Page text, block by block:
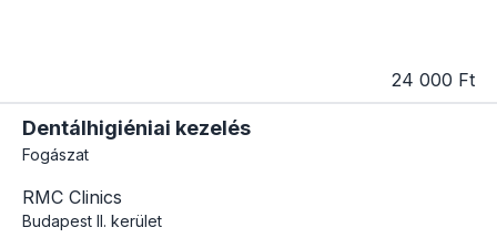
24 000 Ft
Dentálhigiéniai kezelés
Fogászat
RMC Clinics
Budapest II. kerület